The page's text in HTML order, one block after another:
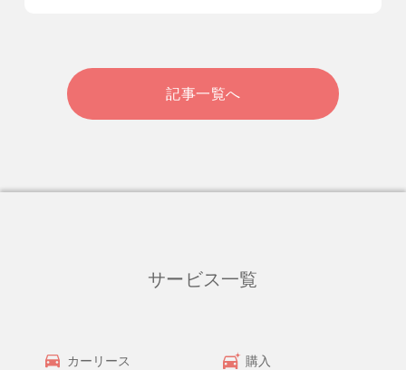
記事一覧へ
サービス一覧
カーリース 購入